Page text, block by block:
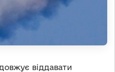
віддавати